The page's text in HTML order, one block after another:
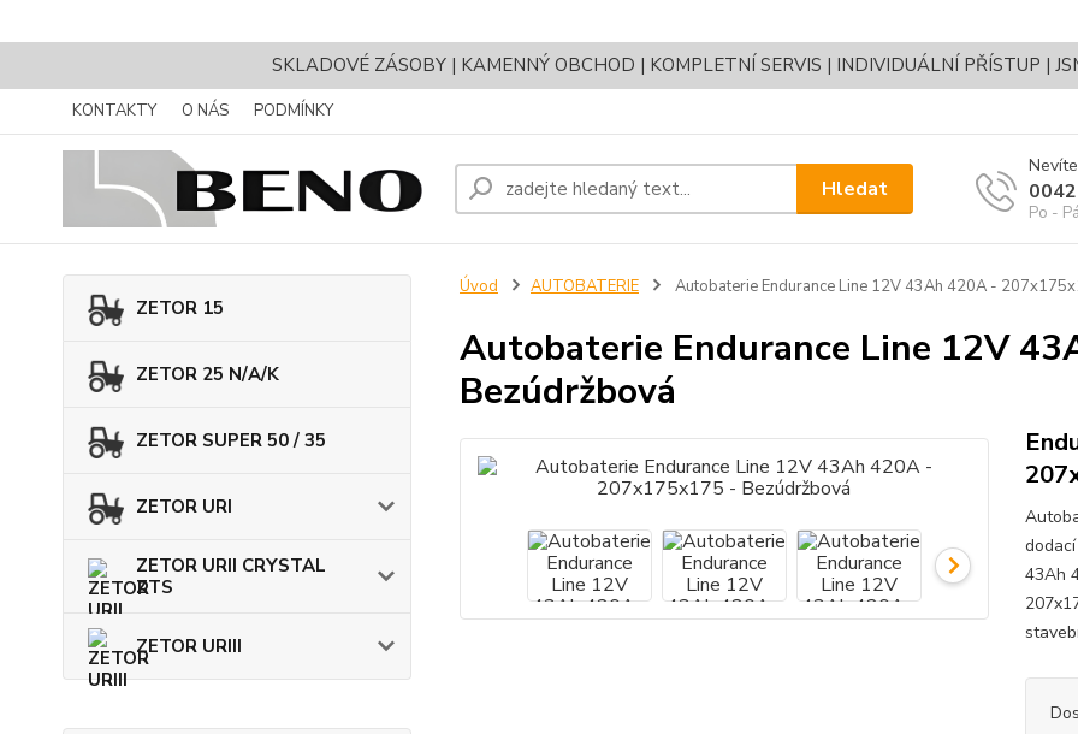
SKLADOVÉ ZÁSOBY | KAMENNÝ OBCHOD | KOMPLETNÍ SERVIS | INDIVIDUÁLNÍ PŘÍSTUP |
KONTAKTY O NÁS PODMÍNKY
Hledat
Po -
ZETOR 15
ZETOR 25 N/A/K
ZETOR SUPER 50 / 35
ZETOR URI
ZETOR URII CRYSTAL
ZTS
ZETOR URIII
Úvod AUTOBATERIE Autobaterie Endurance Line 12V 43Ah 420A -
Autobaterie Endurance Line 12V
Bezúdržbová
43Ah